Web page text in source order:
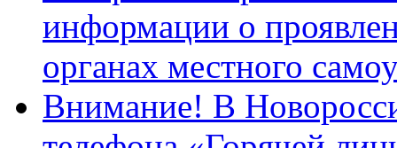
информации о
органах местного
Внимание! В